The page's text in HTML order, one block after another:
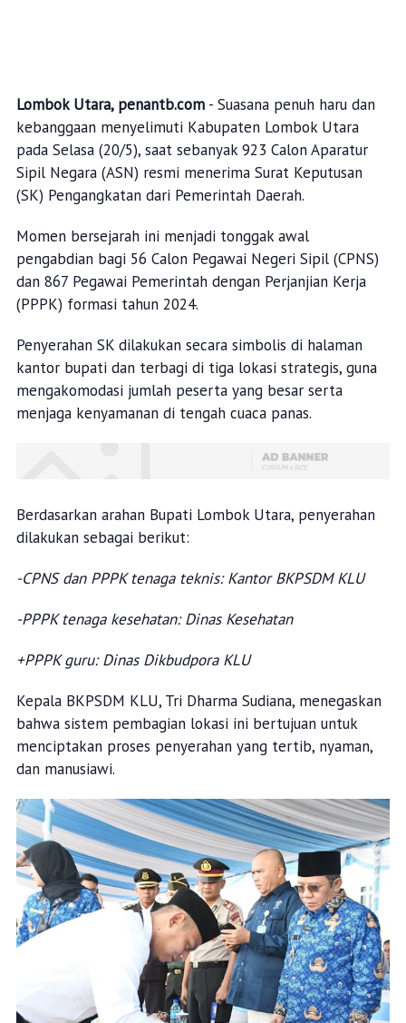
Lombok Utara, penantb.com- Suasana penuh haru dan
kebanggaan menyelimuti Kabupaten Lombok Utara
pada Selasa (20/5), saat sebanyak 923 Calon Aparatur
Sipil Negara (ASN) resmi menerima Surat Keputusan
(SK) Pengangkatan dari Pemerintah Daerah.
Momen bersejarah ini menjadi tonggak awal
pengabdian bagi 56 Calon Pegawai Negeri Sipil (CPNS)
dan 867 Pegawai Pemerintah dengan Perjanjian Kerja
(PPPK) formasi tahun 2024.
Penyerahan SK dilakukan secara simbolis di halaman
kantor bupati dan terbagi di tiga lokasi strategis, guna
mengakomodasi jumlah peserta yang besar serta
menjaga kenyamanan di tengah cuaca panas.
Berdasarkan arahan Bupati Lombok Utara, penyerahan
dilakukan sebagai berikut:
-CPNS dan PPPK tenaga teknis: Kantor BKPSDM KLU
-PPPK tenaga kesehatan: Dinas Kesehatan
+PPPK guru: Dinas Dikbudpora KLU
Kepala BKPSDM KLU, Tri Dharma Sudiana, menegaskan
bahwa sistem pembagian lokasi ini bertujuan untuk
menciptakan proses penyerahan yang tertib, nyaman,
dan manusiawi.